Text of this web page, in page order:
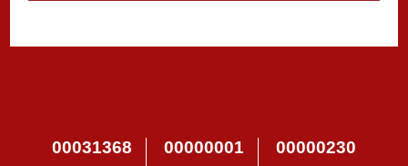
00031368 00000001 00000230